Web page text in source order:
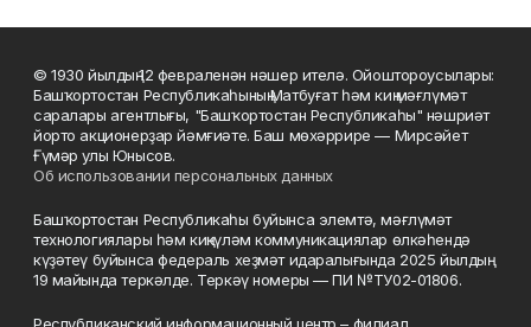
© 1930 йылдың 12 февраленән нәшер ителә. Ойоштороусылары:
Башҡортостан Республикаһының Матбуғат һәм киң мәғлүмәт
саралары агентлығы, "Башҡортостан Республикаһы" нәшриәт
йорто акционерҙар йәмғиәте. Баш мөхәррире — Мирсәйет
Ғүмәр улы Юнысов.
Об использовании персональных данных
Башҡортостан Республикаһы буйынса элемтә, мәғлүмәт
технологиялары һәм киңкүләм коммуникациялар өлкәһендә
күҙәтеү буйынса федераль хеҙмәт идаралығында 2025 йылдың
19 майында теркәлде. Теркәү номеры — ПИ №ТУ02-01806.